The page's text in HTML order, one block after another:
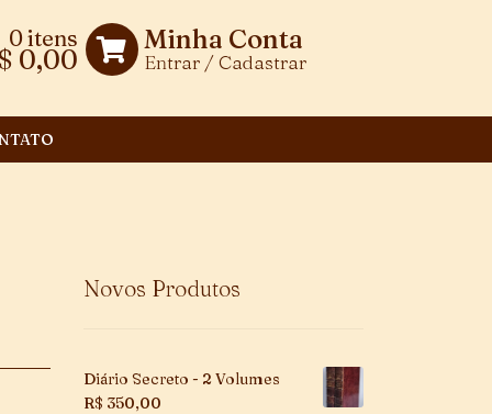
0 itens
0,00
Minha Conta
Entrar / Cadastrar
Novos Produtos
Diário Secreto - 2 Volumes
R$ 350,00